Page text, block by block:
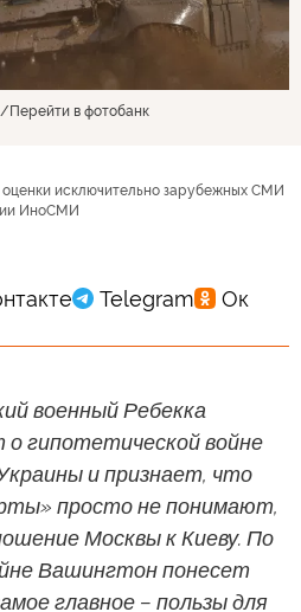
Перейти в фотобанк
исключительно зарубежных СМИ
ИноСМИ
военный Ребекка
гипотетической войне
и признает, что
просто не понимают,
Москвы к Киеву. По
Вашингтон понесет
главное – пользы для